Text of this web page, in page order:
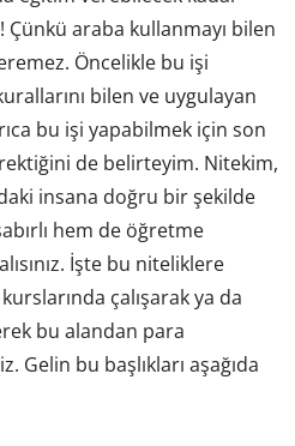
Çünkü araba kullanmayı bilen
Öncelikle bu işi
bilen ve uygulayan
bu işi yapabilmek için son
de belirteyim. Nitekim,
insana doğru bir şekilde
hem de öğretme
İşte bu niteliklere
çalışarak ya da
bu alandan para
Gelin bu başlıkları aşağıda